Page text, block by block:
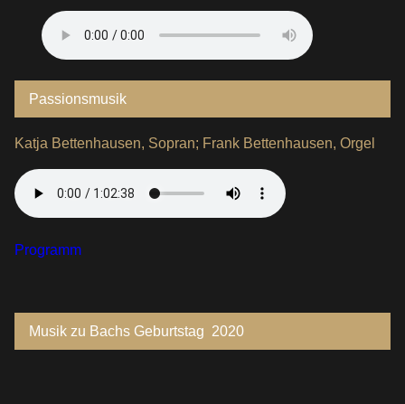
Passionsmusik
Katja Bettenhausen, Sopran; Frank Bettenhausen, Orgel
Programm
Musik zu Bachs Geburtstag 2020